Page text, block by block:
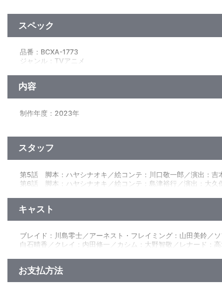
■キャラクターデザイン・川村幸祐描き下ろしインナージャケッ
■本編（第5話～第8話）英語字幕
スペック
品番：BCXA-1773
ジャンル：TVアニメ
特典Disc：ﾘﾆｱPCM(ｽﾃﾚｵ)／AVC／BD25G×1枚／16：
内容
制作年度：2023年
ブレイドは魔王との戦いのあと、 ダメージによってパワーが減
や様々なトラブル、 そして英雄を養成するエリート学校である
英雄の座を降りた元勇者ブレイドが、“フツー”を求めて奮闘す
クーと学園生徒たちのバトルは、アーネスト以外の生徒にも
実は魔族とのハーフである彼女は、自分の中の魔獣を制御でき
■第6話「将軍と怪鳥」
休日に街へと繰り出したブレイドは、上半身が女性、下半身
そしてブレイドたちは、国王より実践的訓練と称して、興奮
■第7話「ローズウッド学園の青春」
試練場へのVRバトル空間の導入により、更に真剣勝負に近い
スタッフ
第5話 脚本：ハヤシナオキ／絵コンテ：川口敬一郎／演出：吉
第6話 脚本：ハヤシナオキ／絵コンテ：島津裕行／演出：大久
原作：新木 伸(集英社ダッシュエックス文庫刊)／イラスト：森
修：東 潤一／美術：田中伸哉／美術設定：深井亮太／背景：
棚田耕平(グラフィニカ)／特殊効果：鳴河美佳(グラフィニカ)
キャスト
ブレイド：川島零士／アーネスト・フレイミング：山田美鈴／
白石晴香／クレイ：内田修一／カシム：大野智敬／レナード：
お支払方法